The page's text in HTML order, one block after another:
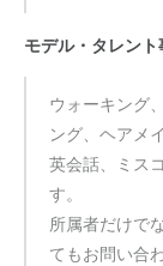
モデル・タレン
ウォーキング
ング、ヘアメ
英会話、ミス
す。
所属者だけで
てもお問い合